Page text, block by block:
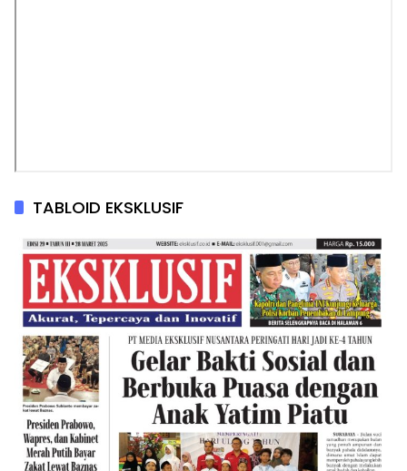
TABLOID EKSKLUSIF